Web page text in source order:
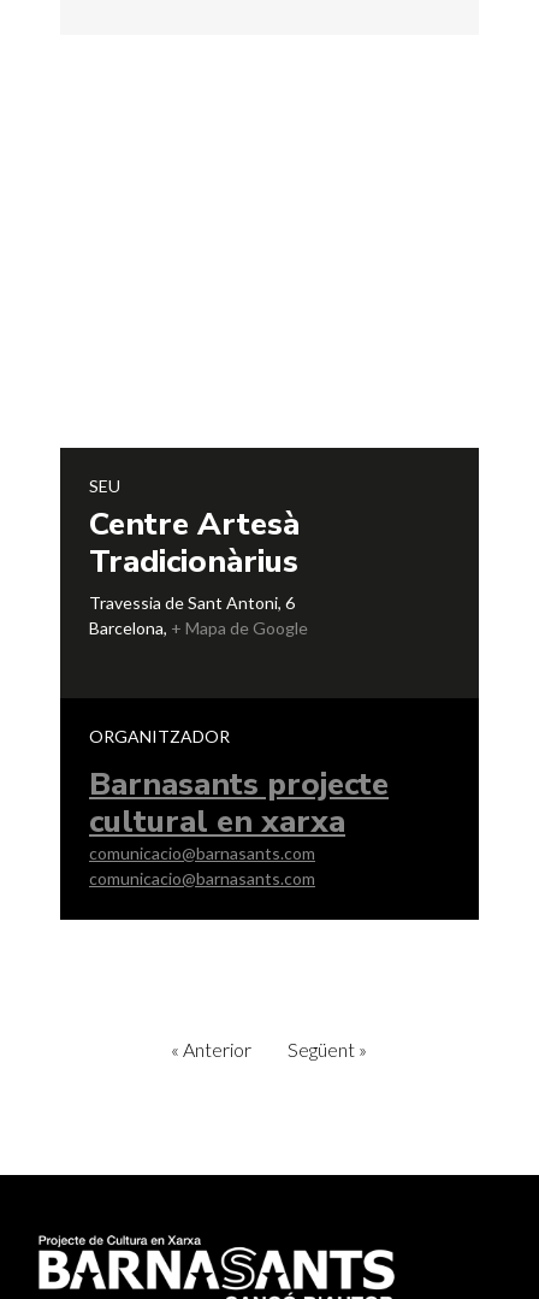
SEU
Centre Artesà
Tradicionàrius
Travessia de Sant Antoni, 6
Barcelona, + Mapa de Google
ORGANITZADOR
Barnasants projecte
cultural en xarxa
comunicacio@barnasants.com
comunicacio@barnasants.com
« Anterior Següent »